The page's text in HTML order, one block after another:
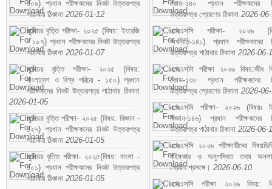
১০৯) প্রধান পরীক্ষকদের নিকট উত্তরপত্র
পাঠাবার ঠিকানা 2026-01-12
জুনিয়র বৃত্তি পরীক্ষা- ২০২৫ (বিষয়: ইংরেজি
- ১০৭) প্রধান পরীক্ষকদের নিকট উত্তরপত্র
পাঠাবার ঠিকানা 2026-01-07
জুনিয়র বৃত্তি পরীক্ষা- ২০২৫ (বিষয়:
বাংলাদেশ ও বিশ্ব পরিচয় - ১৫০) প্রধান
পরীক্ষকদের নিকট উত্তরপত্র পাঠাবার ঠিকানা
2026-01-05
জুনিয়র বৃত্তি পরীক্ষা- ২০২৫ (বিষয়: বিজ্ঞান -
১২৭) প্রধান পরীক্ষকদের নিকট উত্তরপত্র
পাঠাবার ঠিকানা 2026-01-05
জুনিয়র বৃত্তি পরীক্ষা- ২০২৫(বিষয়: বাংলা -
১০১) প্রধান পরীক্ষকদের নিকট উত্তরপত্র
পাঠাবার ঠিকানা 2026-01-05
কোড-১৪০ প্রধান পরীক্ষকদের
উত্তরপত্র প্রেরণের ঠিকানা 2026-
এসএসসি পরীক্ষা- ২০২৬
অর্থনীতি-১৪১) প্রধান পরীক্ষকদের
উত্তরপত্র পাঠাবার ঠিকানা 2026-06-
এসএসসি পরীক্ষা ২০২৬ বিষয়:জীব
কোড-১৩৮ প্রধান পরীক্ষকদের
উত্তরপত্র প্রেরণের ঠিকানা 2026-
এসএসসি পরীক্ষা- ২০২৬ (বিষয়ঃ
বিজ্ঞান-১৪৬) প্রধান পরীক্ষকদের
উত্তরপত্র পাঠাবার ঠিকানা 2026-06-
এসএসসি ২০২৬ পরীক্ষার্থীদের
বহিষ্কার ও অনুপস্থিত তথ্য
প্রেরণ প্রসঙ্গে। 2026-06-10
এসএসসি পরীক্ষা ২০২৬ বিষয়: